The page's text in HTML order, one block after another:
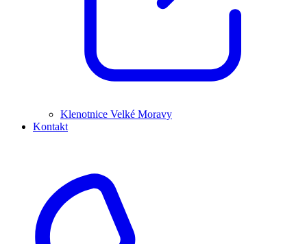
Klenotnice Velké Moravy
Kontakt